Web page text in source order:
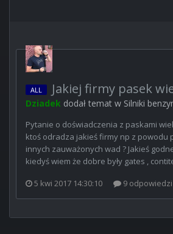
ALL Jakiej firmy pasek
Dziadek dodał temat w Silniki
Pytanie o doświadczenia z paskami
ktoś odradza jakieś firmy np z powodu
innych zauważonych wad ? Jakieś
kiedyś wiem że dobre były gates ,
5 kwi 2017 14:30:10
9 odpowiedzi